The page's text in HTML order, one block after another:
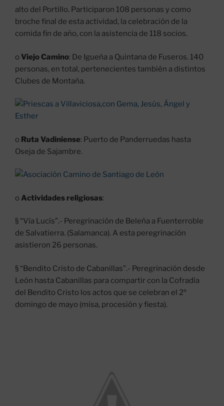
alto del Portillo. Participaron 108 personas y como
broche final de esta actividad, la celebración de la
comida fin de año, con la asistencia de 118 socios.
o Viejo Camino: De Igueña a Quintana de Fuseros. 140
personas, en total, pertenecientes también a distintos
Clubes de Montaña.
o Ruta Vadiniense: Puerto de Panderruedas hasta
Oseja de Sajambre.
o Actividades religiosas:
§ “Vía Lucís”.- Peregrinación de Beleña a Fuenterroble
de Salvatierra. (Salamanca). A esta peregrinación
asistieron 26 personas.
§ “Bendito Cristo de Cabanillas”.- Peregrinación desde
León hasta Cabanillas para compartir con la Cofradía
del Bendito Cristo los actos que se celebran el 2º
domingo de mayo (misa, procesión y fiesta).